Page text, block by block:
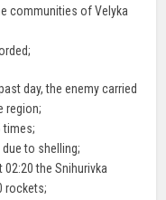
communities of Velyka
day, the enemy carried
region;
times;
to shelling;
the Snihurivka
rockets;